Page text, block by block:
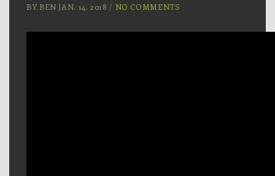
BY BEN JAN. 14, 2018 / NO COMMENTS